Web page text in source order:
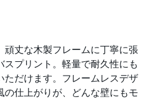
頑丈な木製フレームに丁寧に張
スプリント。軽量で耐久性にも
ただけます。フレームレスデザ
の仕上がりが、どんな壁にもモ